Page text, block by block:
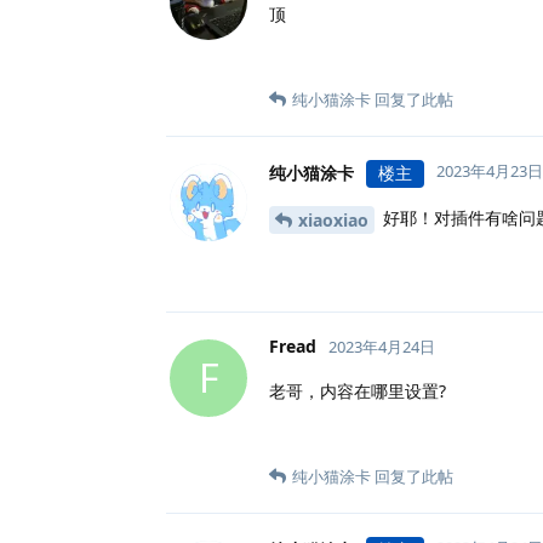
顶
纯小猫涂卡 回复了此帖
纯小猫涂卡 楼主 2023年4月23日
xiaoxiao 好耶！对插件有啥问
F
Fread 2023年4月24日
老哥，内容在哪里设置?
纯小猫涂卡 回复了此帖